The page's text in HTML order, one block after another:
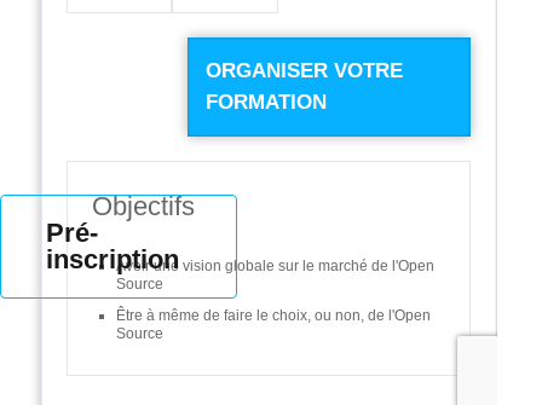
ORGANISER VOTRE
FORMATION
Objectifs
Avoir une vision globale sur le marché de l'Open
Source
Être à même de faire le choix, ou non, de l'Open
Source
Pré-
inscription